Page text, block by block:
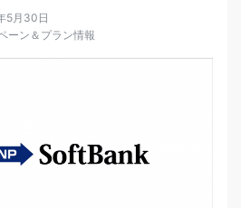
5月30日
ーン＆プラン情報